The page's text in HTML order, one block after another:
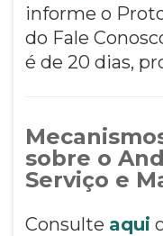
informe o
do Fale
é de 20 dias,
sobre o
Serviço e
Consulte aqui